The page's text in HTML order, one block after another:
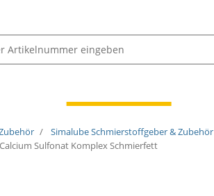
Simalube Schmierstoffgeber & Zubehör
Sulfonat Komplex Schmierfett